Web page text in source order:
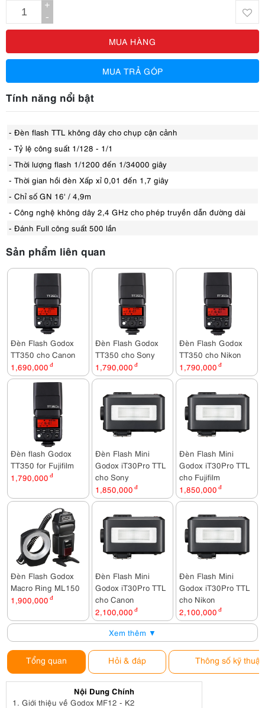
+
-
MUA HÀNG
MUA TRẢ GÓP
Tính năng nổi bật
- Đèn flash TTL không dây cho chụp cận cảnh
- Tỷ lệ công suất 1/128 - 1/1
- Thời lượng flash 1/1200 đến 1/34000 giây
- Thời gian hồi đèn Xấp xỉ 0,01 đến 1,7 giây
- Chỉ số GN 16' / 4,9m
- Công nghệ không dây 2,4 GHz cho phép truyền dẫn đường dài
- Đánh Full công suất 500 lần
Sản phẩm liên quan
Đèn Flash Godox
TT350 cho Canon
1,690,000 đ
Đèn Flash Godox
TT350 cho Sony
1,790,000 đ
Đèn Flash Godox
TT350 cho Nikon
1,790,000 đ
Đèn flash Godox
TT350 for Fujifilm
1,790,000 đ
Đèn Flash Mini
Godox iT30Pro TTL
cho Sony
1,850,000 đ
Đèn Flash Mini
Godox iT30Pro TTL
cho Fujifilm
1,850,000 đ
Đèn Flash Godox
Macro Ring ML150
1,900,000 đ
Đèn Flash Mini
Godox iT30Pro TTL
cho Canon
2,100,000 đ
Đèn Flash Mini
Godox iT30Pro TTL
cho Nikon
2,100,000 đ
Xem thêm ▼
Tổng quan Hỏi & đáp Thông số kỹ thuật
Nội Dung Chính
1. Giới thiệu về Godox MF12 - K2